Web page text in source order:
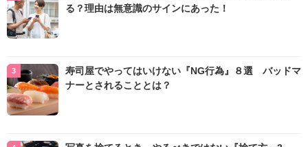
る？理由は無意識のサインにあった！
寿司屋でやってはいけない『NG行為』８選 バッドマ
ナーとされることとは？